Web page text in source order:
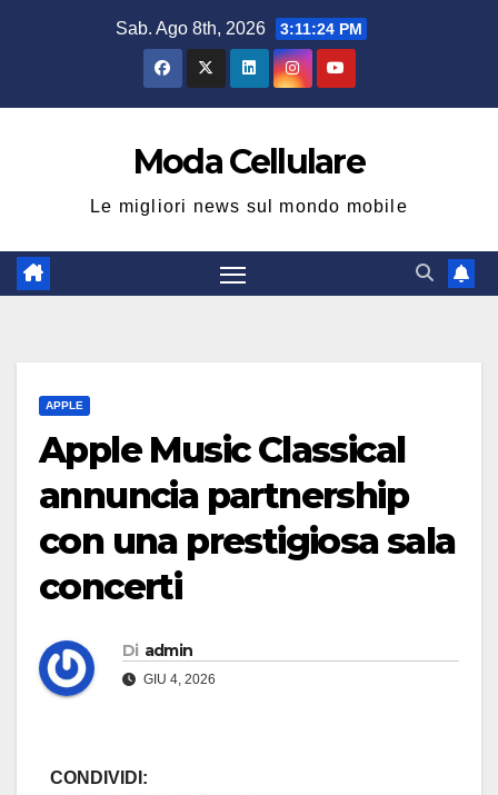
Sab. Ago 8th, 2026 3:11:25 PM
Moda Cellulare
Le migliori news sul mondo mobile
APPLE
Apple Music Classical
annuncia partnership
con una prestigiosa sala
concerti
Di admin
GIU 4, 2026
CONDIVIDI: